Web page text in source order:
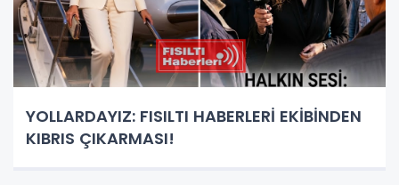
YOLLARDAYIZ: FISILTI HABERLERİ EKİBİNDEN
KIBRIS ÇIKARMASI!